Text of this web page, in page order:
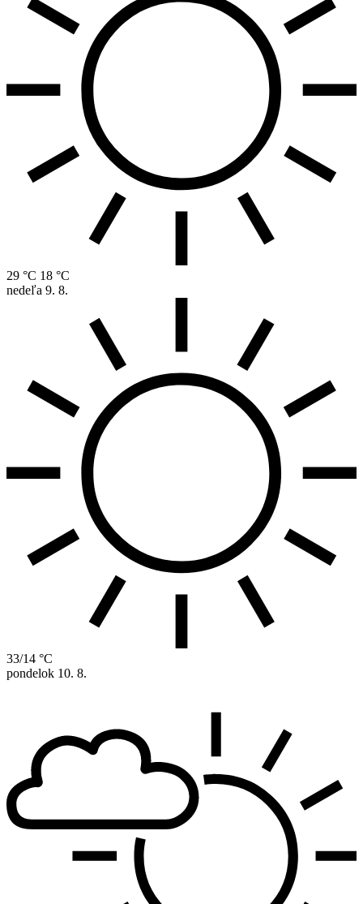
29 °C 18 °C
nedeľa 9. 8.
33/14 °C
pondelok 10. 8.